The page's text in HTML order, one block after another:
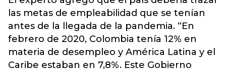
las metas de empleabilidad que se tenían
antes de la llegada de la pandemia. “En
febrero de 2020, Colombia tenía 12% en
materia de desempleo y América Latina y el
Caribe estaban en 7,8%. Este Gobierno